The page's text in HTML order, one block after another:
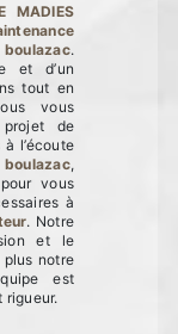
MADIES
boulazac.
et d’un
tout en
vous
projet de
l’écoute
boulazac,
vous
à
. Notre
et le
notre
est